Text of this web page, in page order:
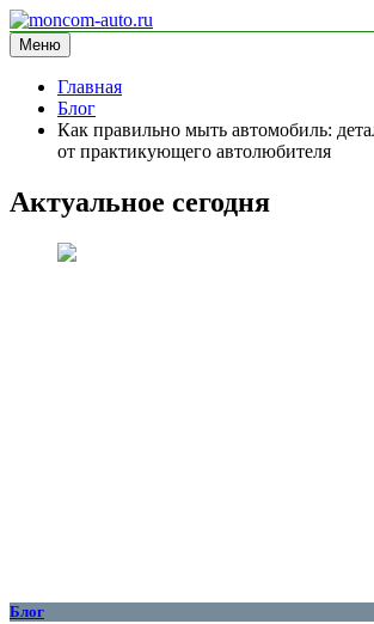
Перейти
к
содержимому
moncom-auto.ru
блог про автомобили
Меню
Главная
Блог
Как правильно мыть автомобиль:
от практикующего автолюбителя
Актуальное сегодня
Блог